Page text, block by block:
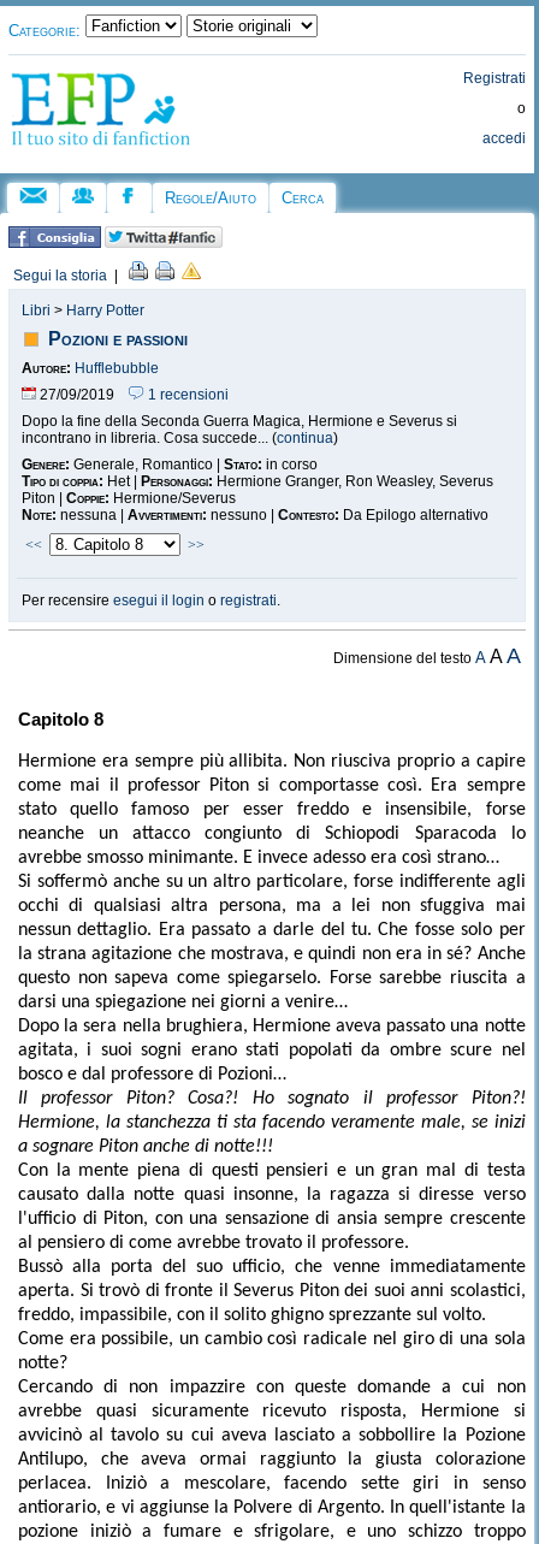
Categorie:
Registrati
o
accedi
Regole/Aiuto Cerca
Segui la storia
Libri > Harry Potter
Pozioni e passioni
Autore: Hufflebubble
27/09/2019
1 recensioni
Dopo la fine della Seconda Guerra Magica, Hermione e Severus si
incontrano in libreria. Cosa succede... (continua)
Genere: Generale, Romantico | Stato: in corso
Tipo di coppia: Het | Personaggi: Hermione Granger, Ron Weasley, Severus
Piton | Coppie: Hermione/Severus
Note: nessuna | Avvertimenti: nessuno | Contesto: Da Epilogo alternativo
<<
>>
Per recensire esegui il login o registrati.
Dimensione del testoA AA
Capitolo 8
Hermione era sempre più allibita. Non riusciva proprio a capire
come mai il professor Piton si comportasse così. Era sempre
stato quello famoso per esser freddo e insensibile, forse
neanche un attacco congiunto di Schiopodi Sparacoda lo
avrebbe smosso minimante. E invece adesso era così strano…
Si soffermò anche su un altro particolare, forse indifferente agli
occhi di qualsiasi altra persona, ma a lei non sfuggiva mai
nessun dettaglio. Era passato a darle del tu. Che fosse solo per
la strana agitazione che mostrava, e quindi non era in sé? Anche
questo non sapeva come spiegarselo. Forse sarebbe riuscita a
darsi una spiegazione nei giorni a venire…
Dopo la sera nella brughiera, Hermione aveva passato una notte
agitata, i suoi sogni erano stati popolati da ombre scure nel
bosco e dal professore di Pozioni…
Il professor Piton? Cosa?! Ho sognato il professor Piton?!
Hermione, la stanchezza ti sta facendo veramente male, se inizi
a sognare Piton anche di notte!!!
Con la mente piena di questi pensieri e un gran mal di testa
causato dalla notte quasi insonne, la ragazza si diresse verso
l'ufficio di Piton, con una sensazione di ansia sempre crescente
al pensiero di come avrebbe trovato il professore.
Bussò alla porta del suo ufficio, che venne immediatamente
aperta. Si trovò di fronte il Severus Piton dei suoi anni scolastici,
freddo, impassibile, con il solito ghigno sprezzante sul volto.
Come era possibile, un cambio così radicale nel giro di una sola
notte?
Cercando di non impazzire con queste domande a cui non
avrebbe quasi sicuramente ricevuto risposta, Hermione si
avvicinò al tavolo su cui aveva lasciato a sobbollire la Pozione
Antilupo, che aveva ormai raggiunto la giusta colorazione
perlacea. Iniziò a mescolare, facendo sette giri in senso
antiorario, e vi aggiunse la Polvere di Argento. In quell'istante la
pozione iniziò a fumare e sfrigolare, e uno schizzo troppo